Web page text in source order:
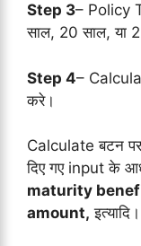
Step 3– Policy
साल, 20 साल, या
Step 4–
करे।
Calculate बटन
दिए गए input के
maturity
amount, इत्यादि।